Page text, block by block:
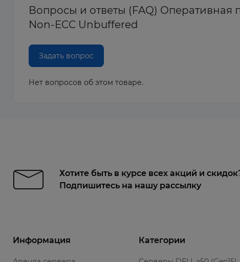
Вопросы и ответы (FAQ) Оперативная
Non-ECC Unbuffered
Задать вопрос
Нет вопросов об этом товаре.
Хотите быть в курсе всех акций и
Подпишитесь на нашу рассылку
Информация Категории